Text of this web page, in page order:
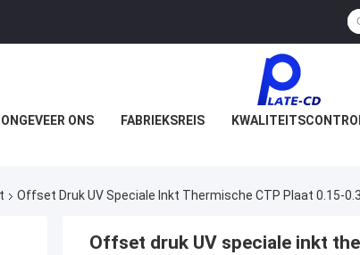
ONGEVEER ONS FABRIEKSREIS
Offset Druk UV Speciale Inkt Thermische CTP Plaat 0.15-
Offset druk UV speciale inkt